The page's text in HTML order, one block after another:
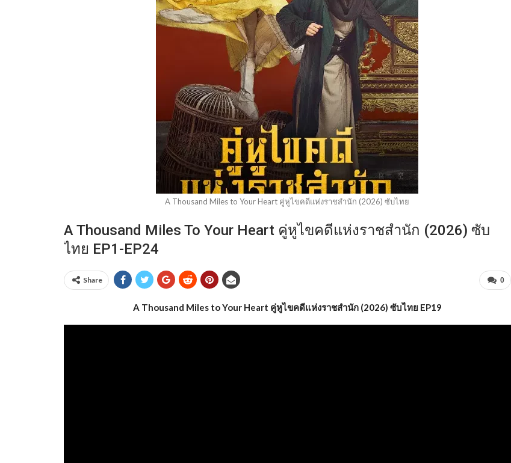
A Thousand Miles to Your Heart คู่หูไขคดีแห่งราชสำนัก (2026) ซับไทย
A Thousand Miles To Your Heart คู่หูไขคดีแห่งราชสำนัก (2026) ซับ
ไทย EP1-EP24
0
Share
A Thousand Miles to Your Heart คู่หูไขคดีแห่งราชสำนัก (2026) ซับไทย EP19